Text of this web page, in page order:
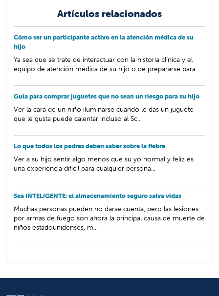
Artículos relacionados
Cómo ser un participante activo en la atención médica de su
hijo
Ya sea que se trate de interactuar con la historia clínica y el
equipo de atención médica de su hijo o de prepararse para...
Guía para comprar juguetes que no sean un riesgo para su hijo
Ver la cara de un niño iluminarse cuando le das un juguete
que le gusta puede calentar incluso al Sc...
Lo que todos los padres deben saber sobre la fiebre
Ver a su hijo sentir algo menos que su yo normal y feliz es
una experiencia difícil para cualquier persona...
Sea INTELIGENTE: el almacenamiento seguro salva vidas
Muchas personas pueden no darse cuenta, pero las lesiones
por armas de fuego son ahora la principal causa de muerte de
niños estadounidenses, m...